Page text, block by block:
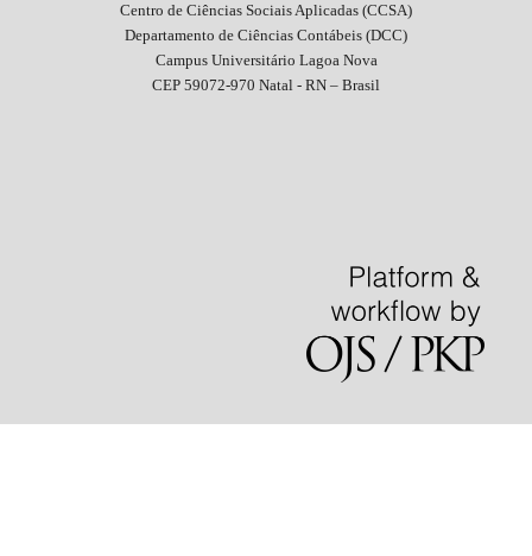
Centro de Ciências Sociais Aplicadas (CCSA)
Departamento de Ciências Contábeis (DCC)
Campus Universitário Lagoa Nova
CEP 59072-970 Natal - RN – Brasil